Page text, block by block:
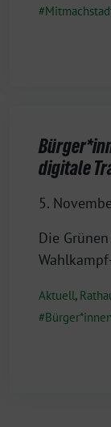
digitale
5.
Die
Aktuell,